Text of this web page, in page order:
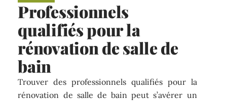
Professionnels
qualifiés pour la
rénovation de salle de
bain
Trouver des professionnels qualifiés pour la
rénovation de salle de bain peut s’avérer un